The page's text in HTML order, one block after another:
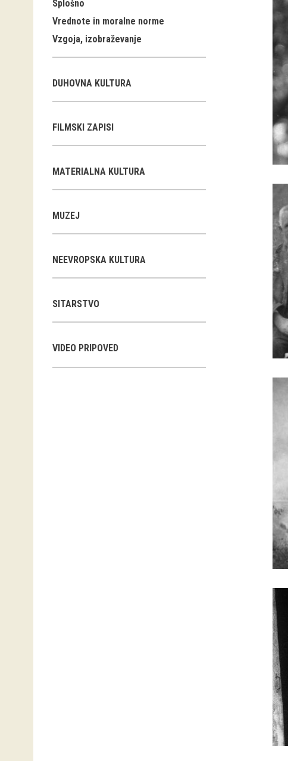
Splošno
Vrednote in moralne norme
Vzgoja, izobraževanje
DUHOVNA KULTURA
FILMSKI ZAPISI
MATERIALNA KULTURA
MUZEJ
NEEVROPSKA KULTURA
SITARSTVO
VIDEO PRIPOVED